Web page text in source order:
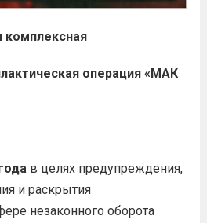
операция «МАК
в целях предупреждения,
и раскрытия
незаконного оборота